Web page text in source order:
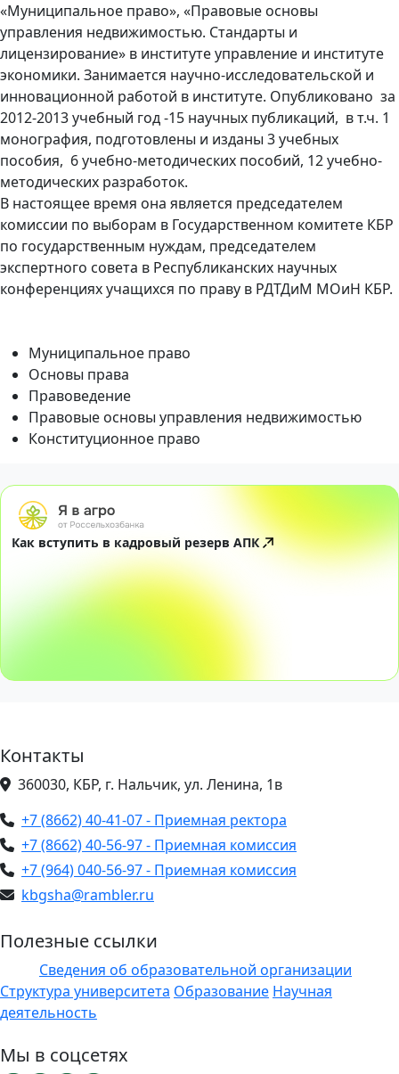
«Муниципальное право», «Правовые основы
управления недвижимостью. Стандарты и
лицензирование» в институте управление и институте
экономики. Занимается научно-исследовательской и
инновационной работой в институте. Опубликовано за
2012-2013 учебный год -15 научных публикаций, в т.ч. 1
монография, подготовлены и изданы 3 учебных
пособия, 6 учебно-методических пособий, 12 учебно-
методических разработок.
В настоящее время она является председателем
комиссии по выборам в Государственном комитете КБР
по государственным нуждам, председателем
экспертного совета в Республиканских научных
конференциях учащихся по праву в РДТДиМ МОиН КБР.
Муниципальное право
Основы права
Правоведение
Правовые основы управления недвижимостью
Конституционное право
Как вступить в кадровый резерв АПК
Контакты
360030, КБР, г. Нальчик, ул. Ленина, 1в
+7 (8662) 40-41-07 - Приемная ректора
+7 (8662) 40-56-97 - Приемная комиссия
+7 (964) 040-56-97 - Приемная комиссия
kbgsha@rambler.ru
Полезные ссылки
Сведения об образовательной организации
Структура университета Образование Научная
деятельность
Мы в соцсетях